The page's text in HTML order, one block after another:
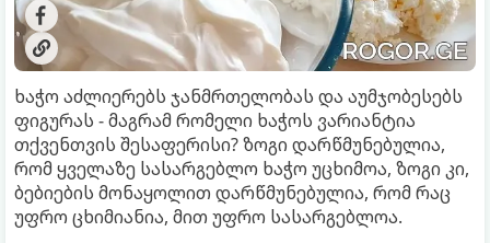
ხაჭო აძლიერებს ჯანმრთელობას და აუმჯობესებს
ფიგურას - მაგრამ რომელი ხაჭოს ვარიანტია
თქვენთვის შესაფერისი? ზოგი დარწმუნებულია,
რომ ყველაზე სასარგებლო ხაჭო უცხიმოა, ზოგი კი,
ბებიების მონაყოლით დარწმუნებულია, რომ რაც
უფრო ცხიმიანია, მით უფრო სასარგებლოა.